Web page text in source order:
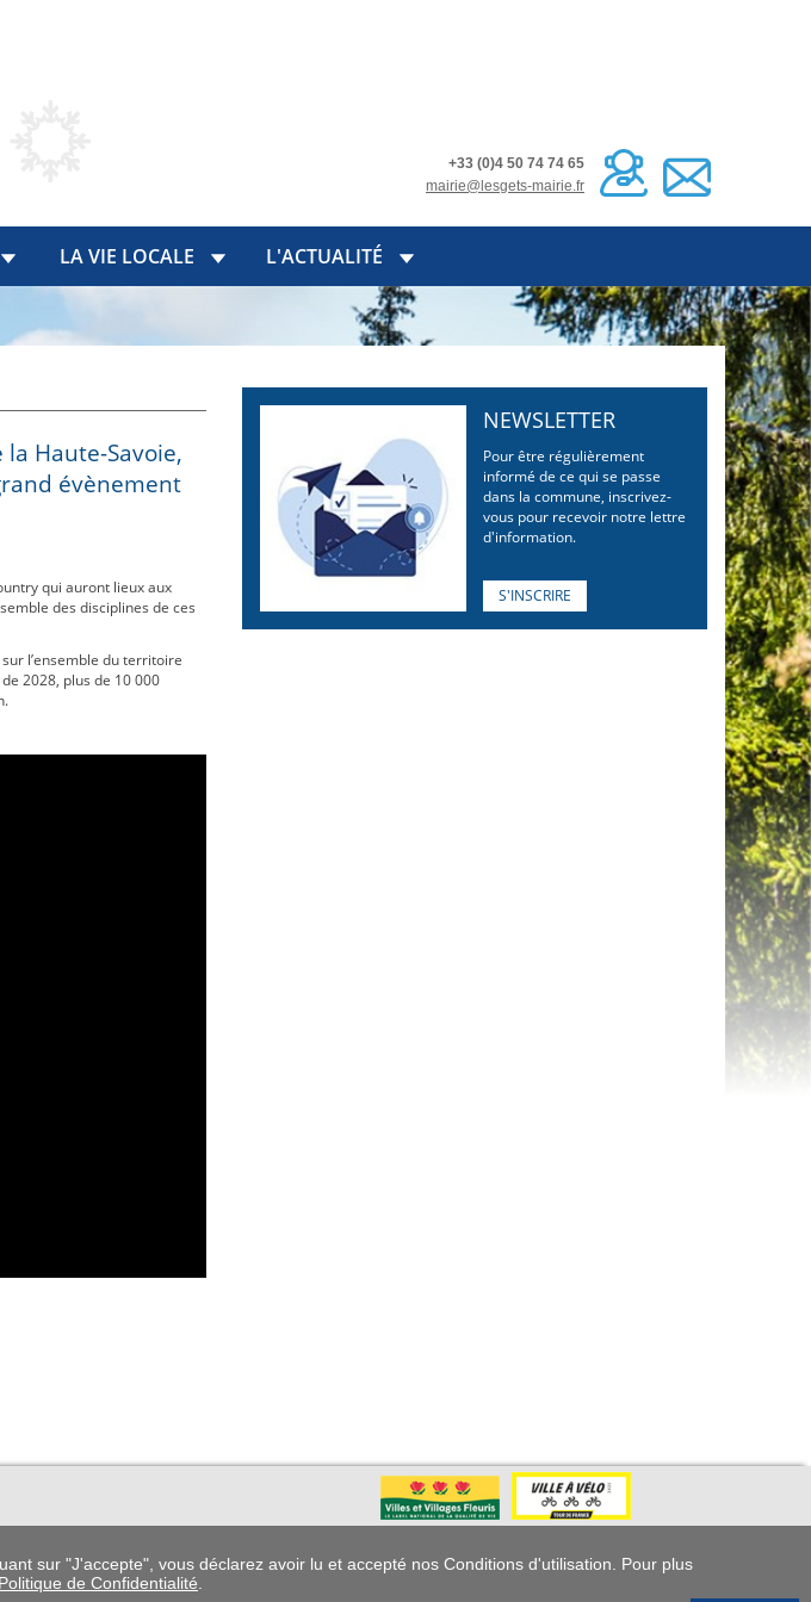
+33 (0)4 50 74 74 65
mairie@lesgets-mairie.fr
LA VIE LOCALE L'ACTUALITÉ
Haute-Savoie,
évènement
qui auront lieux aux
des disciplines de ces
l’ensemble du territoire
2028, plus de 10 000
NEWSLETTER
Pour être régulièrement
informé de ce qui se passe
dans la commune, inscrivez-
vous pour recevoir notre lettre
d'information.
S'INSCRIRE
sur "J'accepte", vous déclarez avoir lu et accepté nos Conditions d'utilisation. Pour plus
Politique de Confidentialité